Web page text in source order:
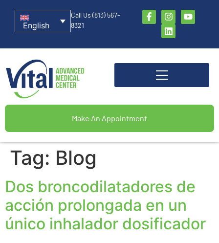
English
Call Us (813) 567-
8321
Make An Appointment
Tag: Blog
Dos broncodilatadores de
acción prolongada en un
único inhalador dosificador